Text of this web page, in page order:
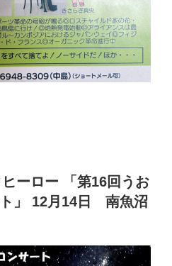
ーロー 「第16回うお
」 12月14日 南魚沼